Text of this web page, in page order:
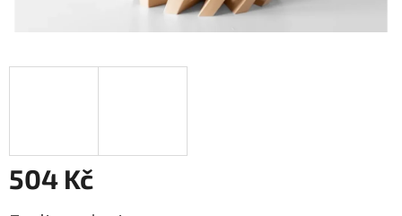
504 Kč